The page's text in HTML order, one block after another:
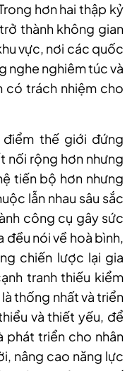
hơn hai thập kỷ
thành không gian
vực, nơi các quốc
nghe nghiêm túc và
có trách nhiệm cho
thế giới đứng
nối rộng hơn nhưng
tiến bộ hơn nhưng
lẫn nhau sâu sắc
công cụ gây sức
đều nói về hoà bình,
chiến lược lại gia
tranh thiếu kiểm
thống nhất và triển
và thiết yếu, để
phát triển cho nhân
nâng cao năng lực